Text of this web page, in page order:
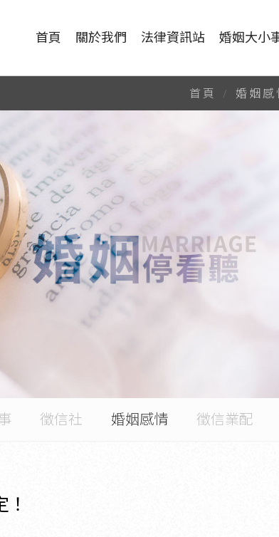
搞定！
首頁 關於我們 法律資訊站 婚姻大小
首頁 婚姻感
徵信社 婚姻感情 徵信業配